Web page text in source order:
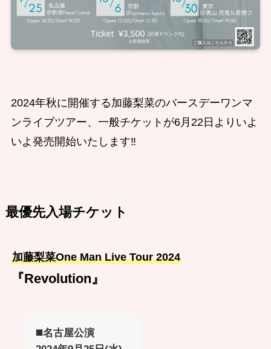
2024年秋に開催する加藤梨菜のバースデーワンマ
ンライブツアー、一般チケットが6月22日よりいよ
いよ発売開始いたします‼️
最優先入場チケット
加藤梨菜One Man Live Tour 2024
『Revolution』
◼️名古屋公演